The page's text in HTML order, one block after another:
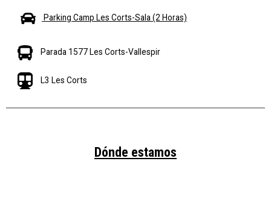
Parking Camp Les Corts-Sala (2 Horas)
Parada 1577 Les Corts-Vallespir
L3 Les Corts
Dónde estamos